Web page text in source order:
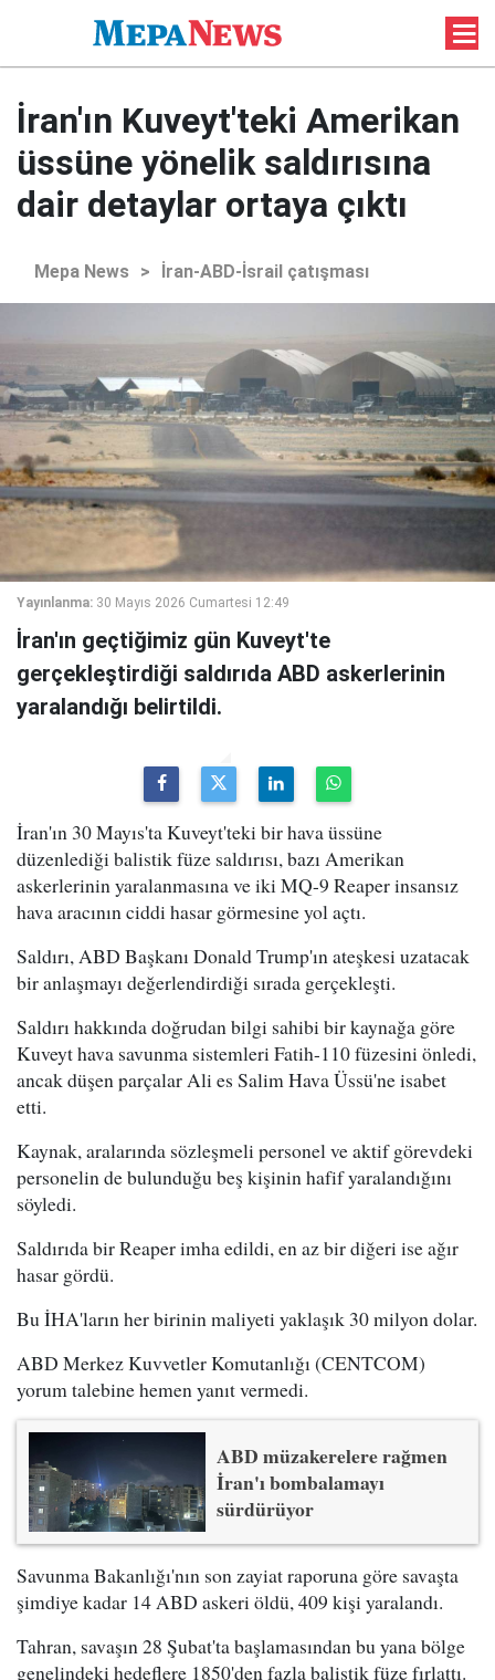
İran'ın Kuveyt'teki Amerikan
üssüne yönelik saldırısına
dair detaylar ortaya çıktı
Mepa News > İran-ABD-İsrail çatışması
Yayınlanma: 30 Mayıs 2026 Cumartesi 12:49
İran'ın geçtiğimiz gün Kuveyt'te
gerçekleştirdiği saldırıda ABD askerlerinin
yaralandığı belirtildi.
İran'ın 30 Mayıs'ta Kuveyt'teki bir hava üssüne
düzenlediği balistik füze saldırısı, bazı Amerikan
askerlerinin yaralanmasına ve iki MQ-9 Reaper insansız
hava aracının ciddi hasar görmesine yol açtı.
Saldırı, ABD Başkanı Donald Trump'ın ateşkesi uzatacak
bir anlaşmayı değerlendirdiği sırada gerçekleşti.
Saldırı hakkında doğrudan bilgi sahibi bir kaynağa göre
Kuveyt hava savunma sistemleri Fatih-110 füzesini önledi,
ancak düşen parçalar Ali es Salim Hava Üssü'ne isabet
etti.
Kaynak, aralarında sözleşmeli personel ve aktif görevdeki
personelin de bulunduğu beş kişinin hafif yaralandığını
söyledi.
Saldırıda bir Reaper imha edildi, en az bir diğeri ise ağır
hasar gördü.
Bu İHA'ların her birinin maliyeti yaklaşık 30 milyon dolar.
ABD Merkez Kuvvetler Komutanlığı (CENTCOM)
yorum talebine hemen yanıt vermedi.
ABD müzakerelere rağmen
İran'ı bombalamayı
sürdürüyor
Savunma Bakanlığı'nın son zayiat raporuna göre savaşta
şimdiye kadar 14 ABD askeri öldü, 409 kişi yaralandı.
Tahran, savaşın 28 Şubat'ta başlamasından bu yana bölge
genelindeki hedeflere 1850'den fazla balistik füze fırlattı.